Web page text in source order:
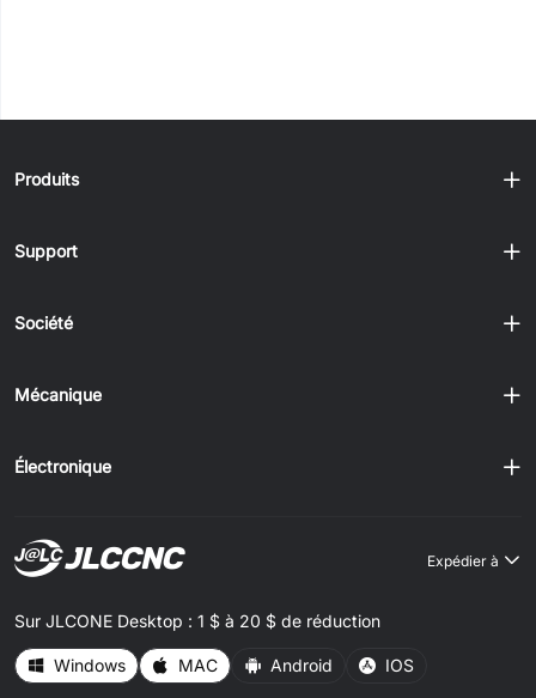
Produits
Support
Société
Mécanique
Électronique
Expédier à
Sur JLCONE Desktop : 1 $ à 20 $ de réduction
Windows MAC Android IOS